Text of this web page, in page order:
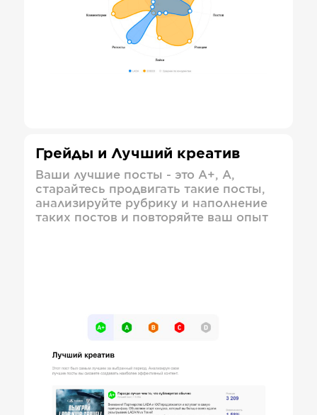
Грейды и Лучший креатив
Ваши лучшие посты - это А+, А,
старайтесь продвигать такие посты,
анализируйте рубрику и наполнение
таких постов и повторяйте ваш опыт